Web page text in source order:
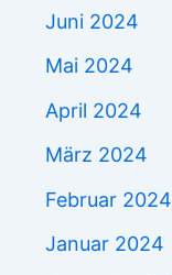
Juni 2024
Mai 2024
April 2024
März 2024
Februar 2024
Januar 2024